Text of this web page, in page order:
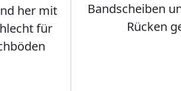
her mit
für
Bandscheiben
Rücken